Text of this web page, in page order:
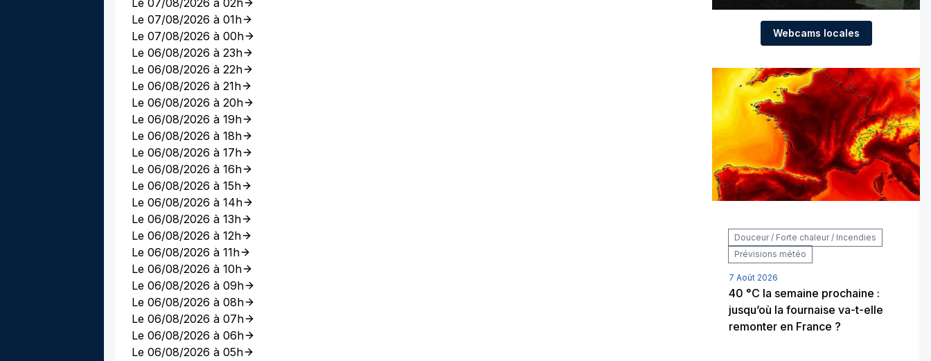
Le 07/08/2026 à 02h
Le 07/08/2026 à 01h
Le 07/08/2026 à 00h
Le 06/08/2026 à 23h
Le 06/08/2026 à 22h
Le 06/08/2026 à 21h
Le 06/08/2026 à 20h
Le 06/08/2026 à 19h
Le 06/08/2026 à 18h
Le 06/08/2026 à 17h
Le 06/08/2026 à 16h
Le 06/08/2026 à 15h
Le 06/08/2026 à 14h
Le 06/08/2026 à 13h
Le 06/08/2026 à 12h
Le 06/08/2026 à 11h
Le 06/08/2026 à 10h
Le 06/08/2026 à 09h
Le 06/08/2026 à 08h
Le 06/08/2026 à 07h
Le 06/08/2026 à 06h
Le 06/08/2026 à 05h
Webcams locales
Douceur / Forte chaleur / Incendies
Prévisions météo
7 Août 2026
40 °C la semaine prochaine :
jusqu’où la fournaise va-t-elle
remonter en France ?